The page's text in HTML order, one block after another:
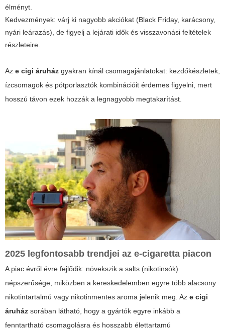
élményt.
Kedvezmények: várj ki nagyobb akciókat (Black Friday, karácsony,
nyári leárazás), de figyelj a lejárati idők és visszavonási feltételek
részleteire.
Az e cigi áruház gyakran kínál csomagajánlatokat: kezdőkészletek,
ízcsomagok és pótporlasztók kombinációit érdemes figyelni, mert
hosszú távon ezek hozzák a legnagyobb megtakarítást.
2025 legfontosabb trendjei az e-cigaretta piacon
A piac évről évre fejlődik: növekszik a salts (nikotinsók)
népszerűsége, miközben a kereskedelemben egyre több alacsony
nikotintartalmú vagy nikotinmentes aroma jelenik meg. Az e cigi
áruház sorában látható, hogy a gyártók egyre inkább a
fenntartható csomagolásra és hosszabb élettartamú